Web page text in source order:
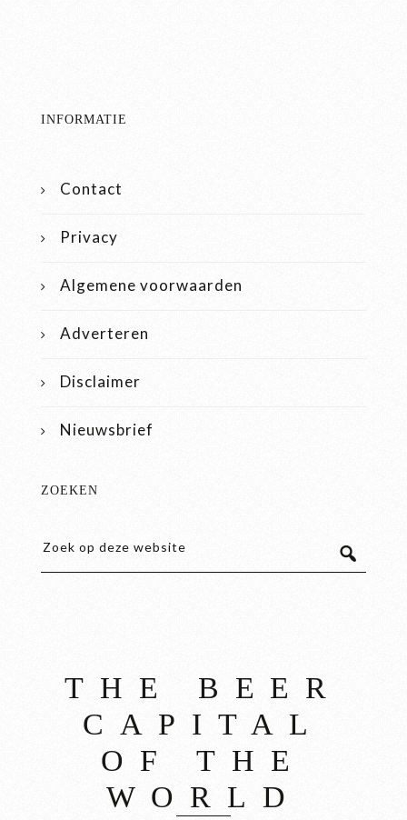
INFORMATIE
Contact
Privacy
Algemene voorwaarden
Adverteren
Disclaimer
Nieuwsbrief
ZOEKEN
THE BEER
CAPITAL
OF THE
WORLD